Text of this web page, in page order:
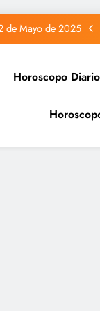
de Mayo de 2025
Mayo de 2025
de Mayo de 2025
de Mayo de 2025
Horoscopo Diario